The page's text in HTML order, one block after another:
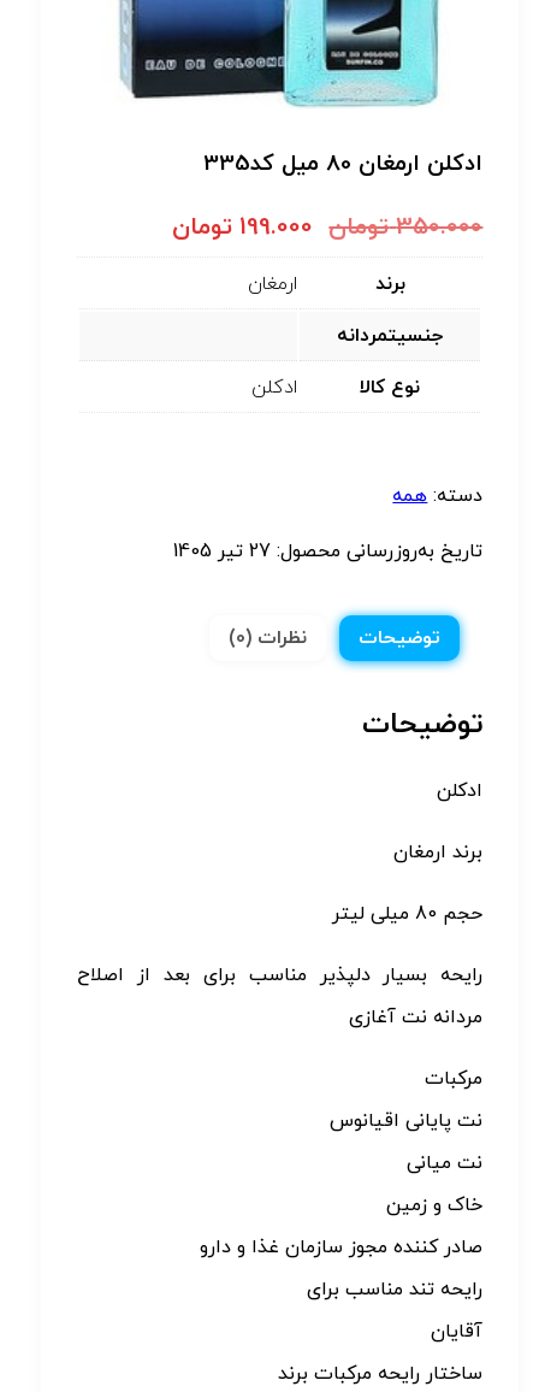
ادکلن ارمغان 80 میل کد335
350.000 تومان 199.000 تومان
برند
ارمغان
جنسیتمردانه
نوع کالا
ادکلن
دسته:همه
تاریخ به‌روزرسانی محصول: 27 تیر 1405
توضیحات نظرات (0)
توضیحات
ادکلن
برند ارمغان
حجم 80 میلی لیتر
رایحه بسیار دلپذیر مناسب برای بعد از اصلاح
مردانه نت آغازی
مرکبات
نت پایانی اقیانوس
نت میانی
خاک و زمین
صادر کننده مجوز سازمان غذا و دارو
رایحه تند مناسب برای
آقایان
ساختار رایحه مرکبات برند